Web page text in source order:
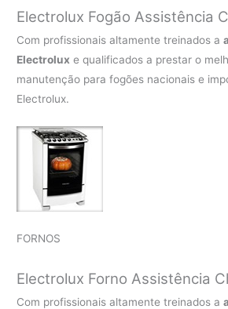
Electrolux Fogão Assistência
Com profissionais altamente treinados a
Electrolux e qualificados a prestar o
manutenção para fogões nacionais e
Electrolux.
FORNOS
Electrolux Forno Assistência
Com profissionais altamente treinados a